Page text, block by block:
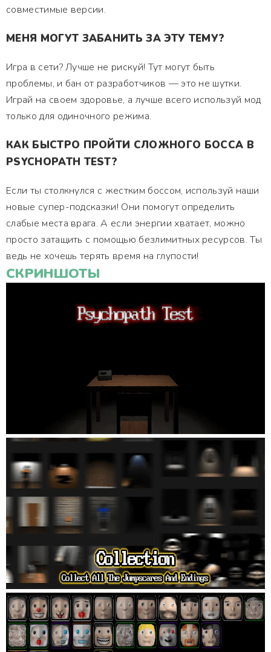
совместимые версии.
МЕНЯ МОГУТ ЗАБАНИТЬ ЗА ЭТУ ТЕМУ?
Игра в сети? Лучше не рискуй! Тут могут быть
проблемы, и бан от разработчиков — это не шутки.
Играй на своем здоровье, а лучше всего используй мод
только для одиночного режима.
КАК БЫСТРО ПРОЙТИ СЛОЖНОГО БОССА В
PSYCHOPATH TEST?
Если ты столкнулся с жестким боссом, используй наши
новые супер-подсказки! Они помогут определить
слабые места врага. А если энергии хватает, можно
просто затащить с помощью безлимитных ресурсов. Ты
ведь не хочешь терять время на глупости!
СКРИНШОТЫ